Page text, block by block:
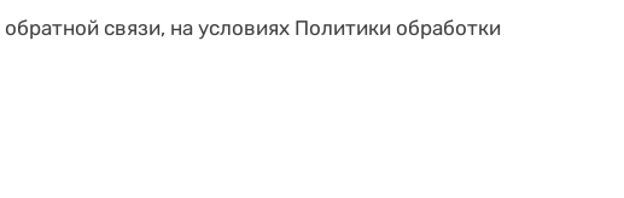
связи, на условиях Политики обработки